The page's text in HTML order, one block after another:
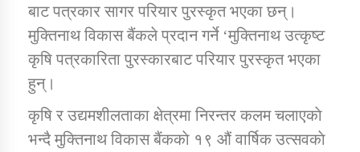
डिभिजन कार्यालय जुम्लाको सुचना सन्देश
बाट पत्रकार सागर परियार पुरस्कृत भएका छन्।
मुक्तिनाथ विकास बैंकले प्रदान गर्ने ‘मुक्तिनाथ उत्कृष्ट
कृषि पत्रकारिता पुरस्कारबाट परियार पुरस्कृत भएका
हुन्।
कृषि र उद्यमशीलताका क्षेत्रमा निरन्तर कलम चलाएकाे
भन्दै मुक्तिनाथ विकास बैंककाे १९ औं वार्षिक उत्सवकाे